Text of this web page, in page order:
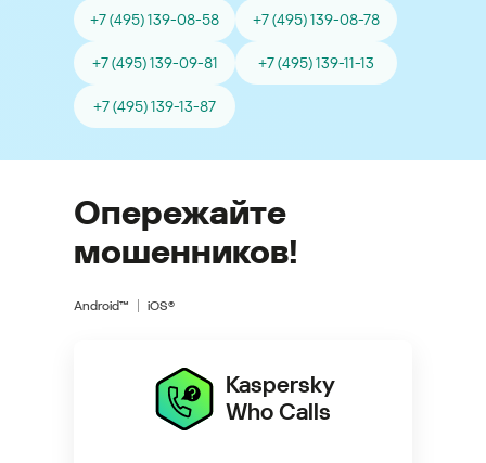
+7 (495) 139-08-58 +7 (495) 139-08-78
+7 (495) 139-09-81 +7 (495) 139-11-13
+7 (495) 139-13-87
Опережайте
мошенников!
Android™ iOS®
Kaspersky
Who Calls